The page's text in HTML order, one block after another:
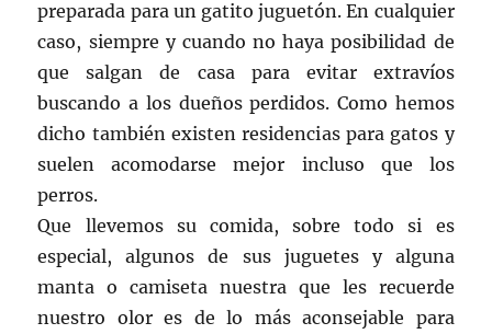
preparada para un gatito juguetón. En cualquier
caso, siempre y cuando no haya posibilidad de
que salgan de casa para evitar extravíos
buscando a los dueños perdidos. Como hemos
dicho también existen residencias para gatos y
suelen acomodarse mejor incluso que los
perros.
Que llevemos su comida, sobre todo si es
especial, algunos de sus juguetes y alguna
manta o camiseta nuestra que les recuerde
nuestro olor es de lo más aconsejable para